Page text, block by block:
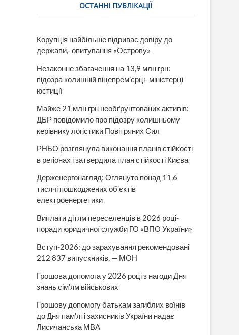
ОСТАННІ ПУБЛІКАЦІЇ
Корупція найбільше підриває довіру до
держави,- опитування «Острову»
Незаконне збагачення на 13,9 млн грн:
підозра колишній віцепрем’єрці- міністерці
юстиції
Майже 21 млн грн необґрунтованих активів:
ДБР повідомило про підозру колишньому
керівнику логістики Повітряних Сил
РНБО розглянула виконання планів стійкості
в регіонах і затвердила план стійкості Києва
Держенергонагляд: Оглянуто понад 11,6
тисячі пошкоджених об’єктів
електроенергетики
Виплати дітям переселенців в 2026 році-
поради юридичної служби ГО «ВПО України»
Вступ-2026: до зарахування рекомендовані
212 837 випускників, — МОН
Грошова допомога у 2026 році з нагоди Дня
знань сім’ям військових
Грошову допомогу батькам загиблих воїнів
до Дня пам’яті захисників України надає
Лисичанська МВА